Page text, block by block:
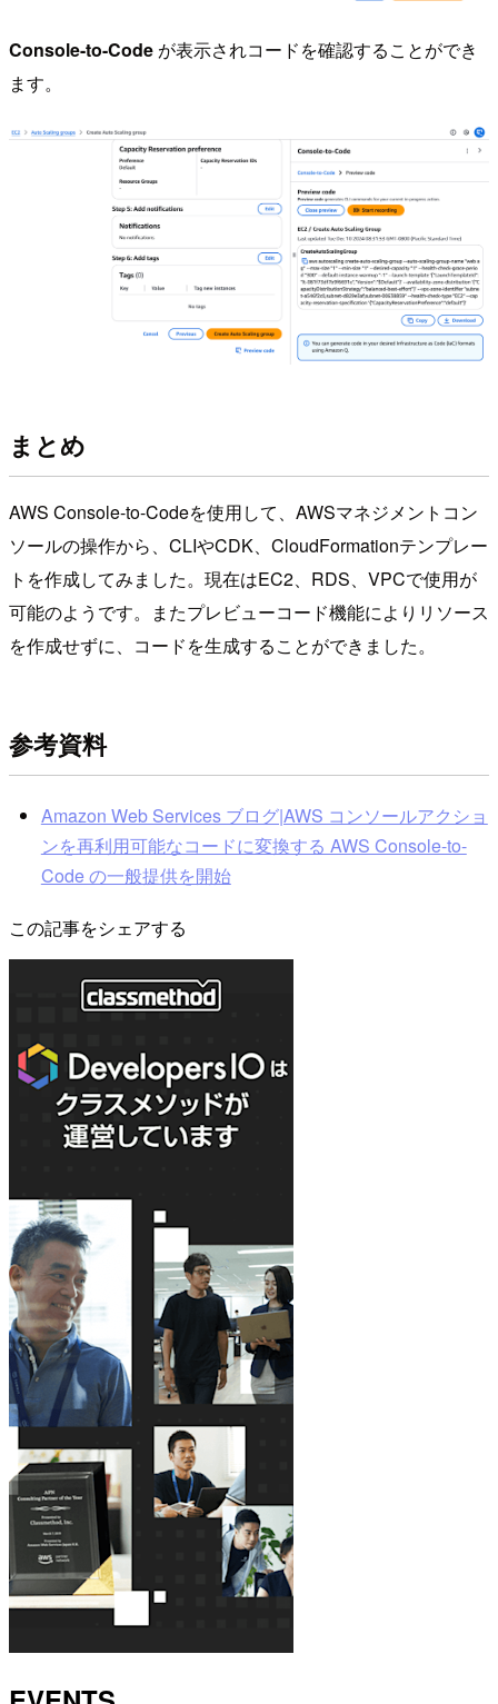
Console-to-Code が表示されコードを確認することができ
ます。
まとめ
AWS Console-to-Codeを使用して、AWSマネジメントコン
ソールの操作から、CLIやCDK、CloudFormationテンプレー
トを作成してみました。現在はEC2、RDS、VPCで使用が
可能のようです。またプレビューコード機能によりリソース
を作成せずに、コードを生成することができました。
参考資料
Amazon Web Services ブログ|AWS コンソールアクショ
ンを再利用可能なコードに変換する AWS Console-to-
Code の一般提供を開始
この記事をシェアする